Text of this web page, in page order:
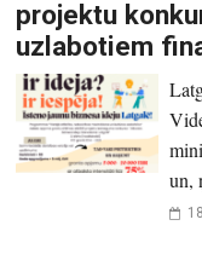
projektu
uzlabotiem
un,